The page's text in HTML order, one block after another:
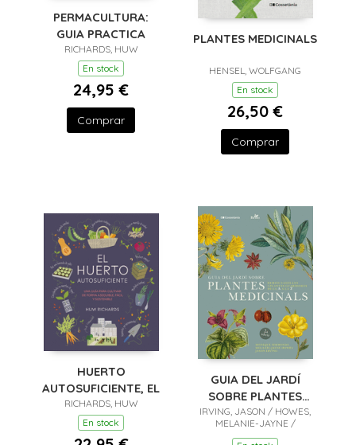
PERMACULTURA:
GUIA PRACTICA
RICHARDS, HUW
En stock
24,95 €
Comprar
PLANTES MEDICINALS
HENSEL, WOLFGANG
En stock
26,50 €
Comprar
HUERTO
AUTOSUFICIENTE, EL
RICHARDS, HUW
En stock
GUIA DEL JARDÍ
SOBRE PLANTES
MEDICINALS
IRVING, JASON / HOWES,
MELANIE-JAYNE /
SIMMONDS, MONIQUE